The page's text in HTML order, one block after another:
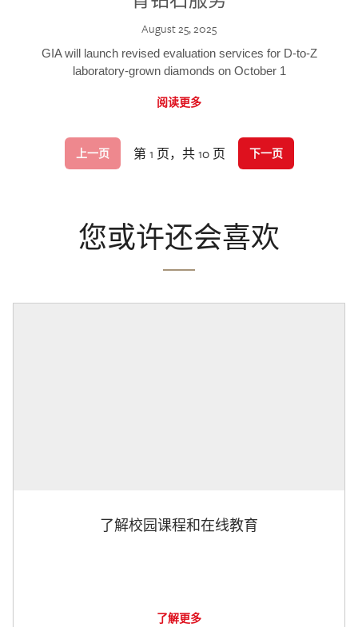
August 25, 2025
GIA will launch revised evaluation services for D-to-Z
laboratory-grown diamonds on October 1
阅读更多
上一页 第 1 页，共 10 页 下一页
您或许还会喜欢
了解校园课程和在线教育
了解更多